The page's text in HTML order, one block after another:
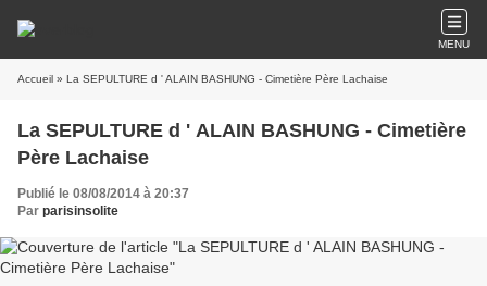
MENU
Accueil » La SEPULTURE d ' ALAIN BASHUNG - Cimetière Père Lachaise
La SEPULTURE d ' ALAIN BASHUNG - Cimetière
Père Lachaise
Publié le 08/08/2014 à 20:37
Par parisinsolite